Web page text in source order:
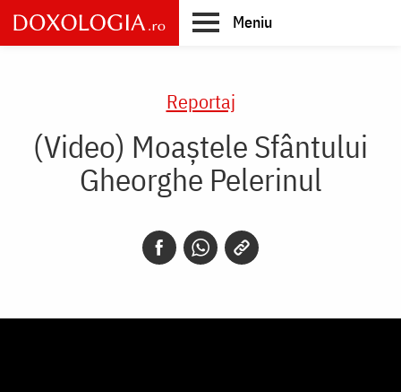
Skip
to
main
Meniu
Reportaj
(Video) Moaștele Sfântului
Gheorghe Pelerinul